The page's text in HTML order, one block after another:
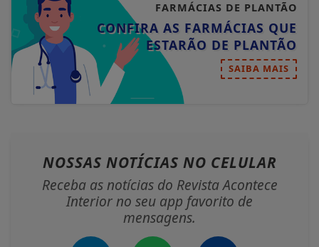
FARMÁCIAS DE PLANTÃO
CONFIRA AS FARMÁCIAS QUE
ESTARÃO DE PLANTÃO
SAIBA MAIS
NOSSAS NOTÍCIAS NO CELULAR
Receba as notícias do Revista Acontece
Interior no seu app favorito de
mensagens.